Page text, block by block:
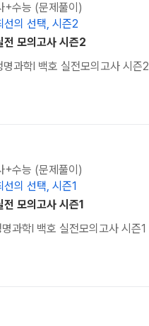
+수능 (문제풀이)
선의 선택, 시즌2
모의고사 시즌2
과학l 백호 실전모의고사 시즌2
+수능 (문제풀이)
의 선택, 시즌1
모의고사 시즌1
과학l 백호 실전모의고사 시즌1